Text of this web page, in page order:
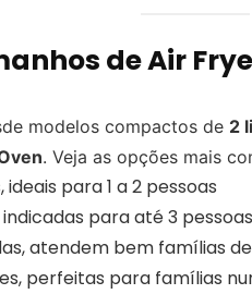
de Air
modelos compactos de 2
. Veja as opções mais
para 1 a 2 pessoas
indicadas para até 3 pessoas
atendem bem famílias
perfeitas para famílias